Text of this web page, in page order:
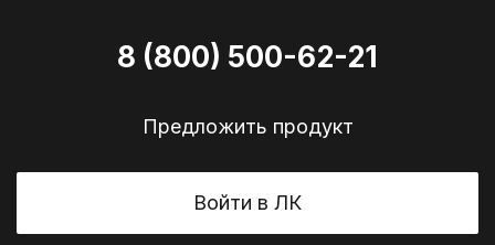
8 (800) 500-62-21
Предложить продукт
Войти в ЛК